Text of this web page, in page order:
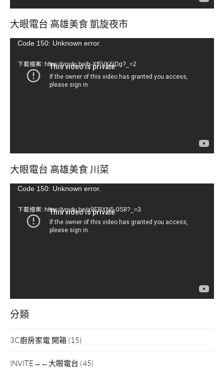
大眼電台 高雄美食 凱旋夜市
視Code 150: Unknown error.
下載檔案: https://youtu.be/b-XfFVK6jDg?_=2
大眼電台 高雄美食 川菜
視Code 150: Unknown error.
下載檔案: https://youtu.be/a9EBYN5-0S8?_=3
分類
3C廚房家電 開箱 (15)
INVITE→←大眼電台 (45)